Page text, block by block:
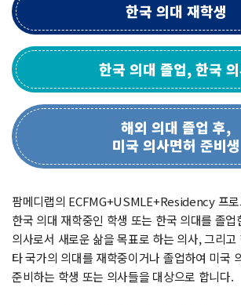
한국 의대 재학생
한국 의대 졸업,한국
해외 의대 졸업 후,
미국 의사면허 준비생
팜메디랩의 ECFMG+USMLE+Residency 프
한국 의대 재학중인 학생 또는 한국 의대를 졸업
의사로서 새로운 삶을 목표로 하는 의사, 그리고
타 국가의 의대를 재학중이거나 졸업하여 미국
준비하는 학생 또는 의사들을 대상으로 합니다.